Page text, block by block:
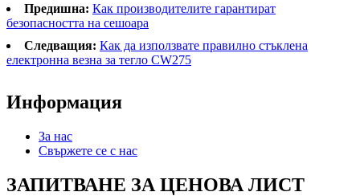
Предишна: Как производителите гарантират
безопасността на сешоара
Следващия: Как да използвате правилно стъклена
електронна везна за тегло CW275
Информация
За нас
Свържете се с нас
ЗАПИТВАНЕ ЗА ЦЕНОВА ЛИСТ